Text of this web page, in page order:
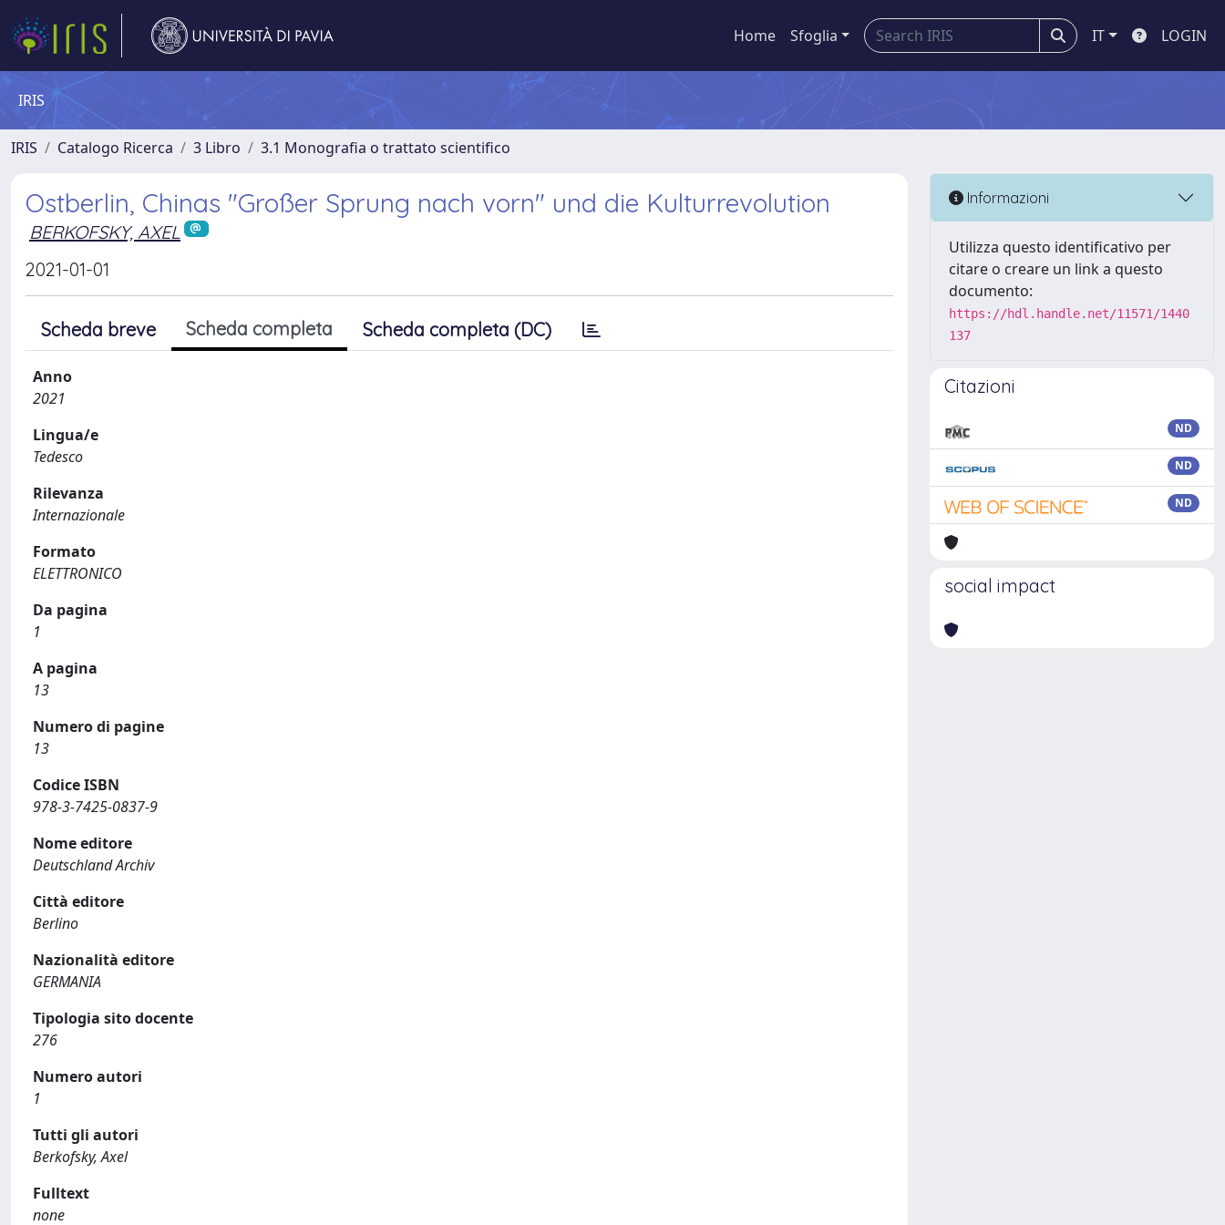
Home Sfoglia IT LOGIN
IRIS
IRIS Catalogo Ricerca 3 Libro 3.1 Monografia o trattato scientifico
Ostberlin, Chinas "Großer Sprung nach vorn" und die Kulturrevolution
BERKOFSKY, AXEL
2021-01-01
Scheda breve Scheda completa Scheda completa (DC)
Anno
2021
Lingua/e
Tedesco
Rilevanza
Internazionale
Formato
ELETTRONICO
Da pagina
1
A pagina
13
Numero di pagine
13
Codice ISBN
978-3-7425-0837-9
Nome editore
Deutschland Archiv
Città editore
Berlino
Nazionalità editore
GERMANIA
Tipologia sito docente
276
Numero autori
1
Tutti gli autori
Berkofsky, Axel
Fulltext
none
Informazioni
Utilizza questo identificativo per
citare o creare un link a questo
documento:
https://hdl.handle.net/11571/1440
137
Citazioni
ND
ND
ND
social impact